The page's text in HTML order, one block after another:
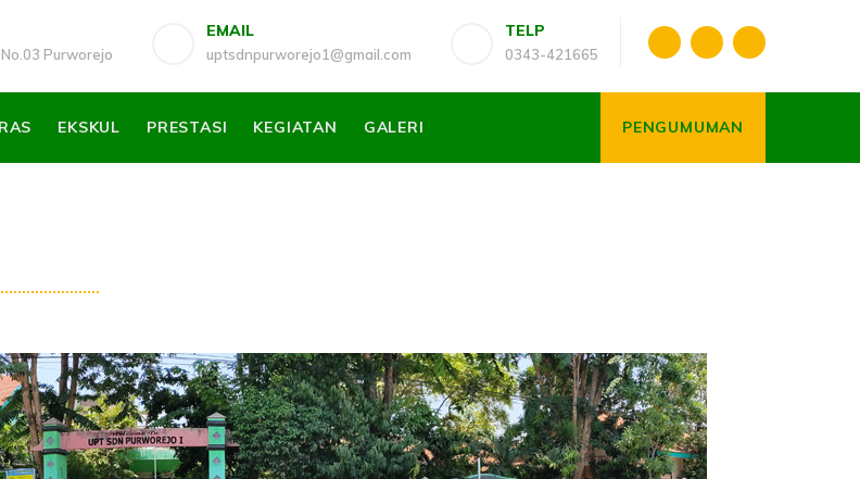
No.03 Purworejo
EMAIL
uptsdnpurworejo1@gmail.com
TELP
0343-421665
EKSKUL PRESTASI KEGIATAN GALERI PENGUMUMAN